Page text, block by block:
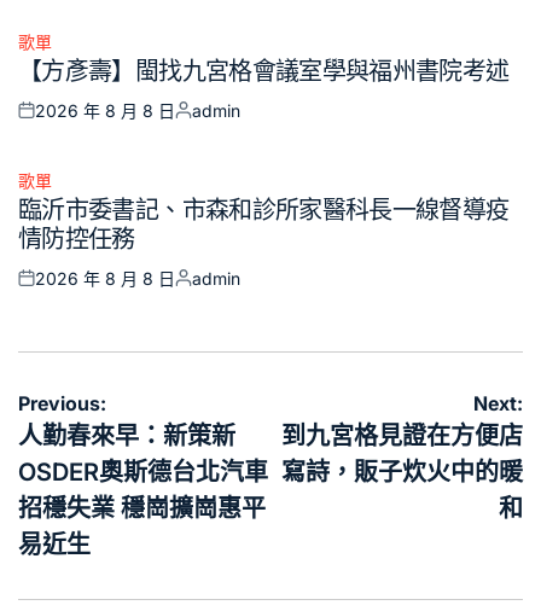
Posted
歌單
【方彥壽】閩找九宮格會議室學與福州書院考述
Posted
2026 年 8 月 8 日
Posted
admin
Posted
in
歌單
臨沂市委書記、市森和診所家醫科長一線督導疫
情防控任務
Posted
2026 年 8 月 8 日
Posted
admin
文
章
導
覽
Previous:
人勤春來早：新策新
OSDER奧斯德台北汽車
招穩失業 穩崗擴崗惠平
易近生
Next:
到九宮格見證在方便店
寫詩，販子炊火中的暖
和